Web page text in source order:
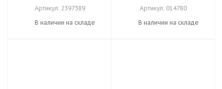
Артикул: 2397389
В наличии на складе
Артикул: 014780
В наличии на складе